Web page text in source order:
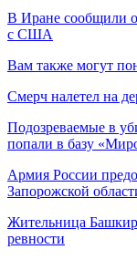
В Иране сообщили
с США
Вам также могут
Смерч налетел на
Подозреваемые в
попали в базу
Армия России
Запорожской
Жительница
ревности